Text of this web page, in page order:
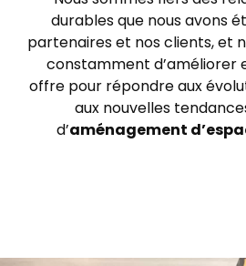
durables que nous avons
partenaires et nos clients, et
constamment d’améliorer
offre pour répondre aux
aux nouvelles
d’aménagement